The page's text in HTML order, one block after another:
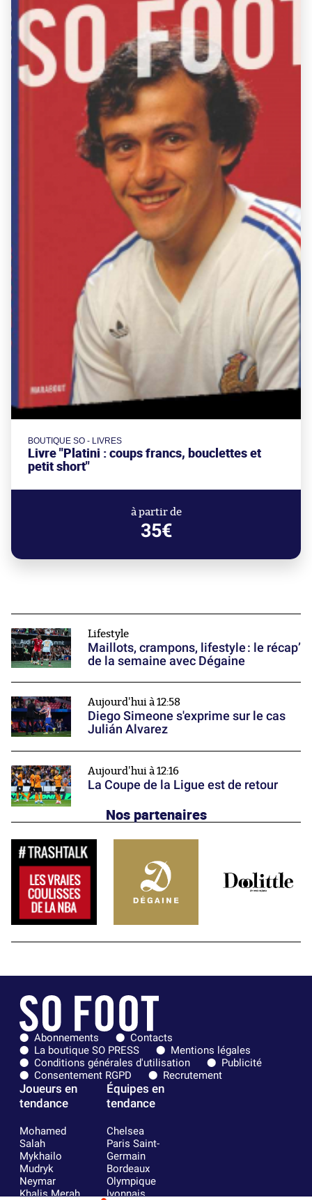
BOUTIQUE SO - LIVRES
Livre "Platini : coups francs, bouclettes et
petit short"
à partir de
35€
Lifestyle
Maillots, crampons, lifestyle : le récap’
de la semaine avec Dégaine
Aujourd'hui à 12:58
Diego Simeone s'exprime sur le cas
Julián Alvarez
Aujourd'hui à 12:16
La Coupe de la Ligue est de retour
Nos partenaires
Abonnements
Contacts
La boutique SO PRESS
Mentions légales
Conditions générales d'utilisation
Publicité
Consentement RGPD
Recrutement
Joueurs en
tendance
Mohamed
Salah
Mykhailo
Mudryk
Neymar
Khalis Merah
Équipes en
tendance
Chelsea
Paris Saint-
Germain
Bordeaux
Olympique
lyonnais